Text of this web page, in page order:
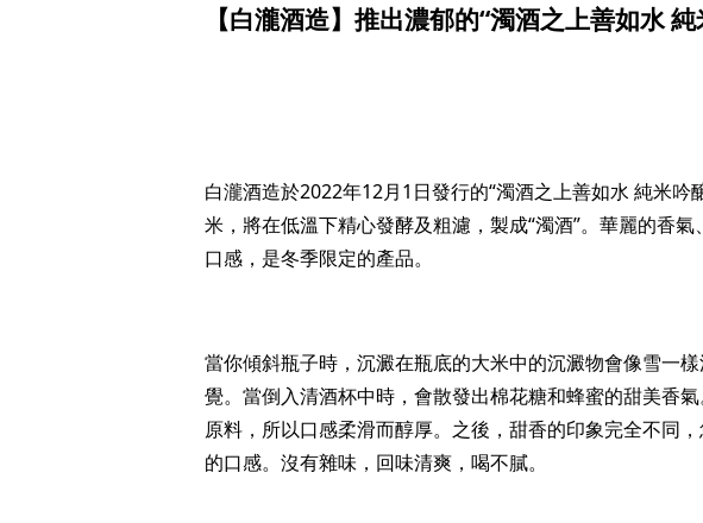
【白瀧酒造】推出濃郁的“濁酒之上善如水
白瀧酒造於2022年12月1日發行的“濁酒之上善如水 純米吟
米，將在低溫下精心發酵及粗濾，製成“濁酒”。華麗的香
口感，是冬季限定的產品。
當你傾斜瓶子時，沉澱在瓶底的大米中的沉澱物會像雪一
覺。當倒入清酒杯中時，會散發出棉花糖和蜂蜜的甜美香
原料，所以口感柔滑而醇厚。之後，甜香的印象完全不同
的口感。沒有雜味，回味清爽，喝不膩。